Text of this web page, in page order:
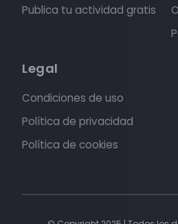
Publica tu actividad gratis
Legal
Condiciones de uso
Política de privacidad
Política de cookies